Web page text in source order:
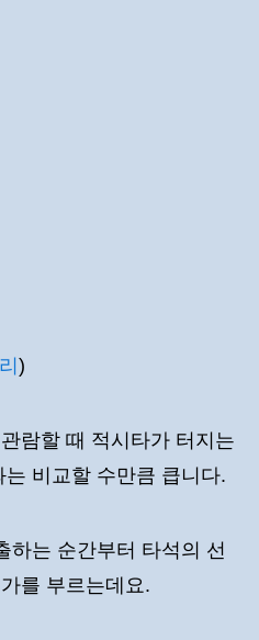
)
람할 때 적시타가 터지는
비교할 수만큼 큽니다.
하는 순간부터 타석의 선
를 부르는데요.